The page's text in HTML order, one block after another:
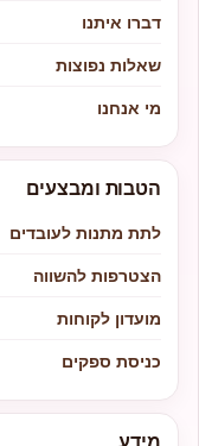
דברו איתנו
שאלות נפוצות
מי אנחנו
הטבות ומבצעים
לתת מתנות לעובדים
הצטרפות להשווה
מועדון לקוחות
כניסת ספקים